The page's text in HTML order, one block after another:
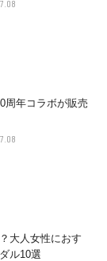
周年コラボが販売
大人女性におす
ル10選